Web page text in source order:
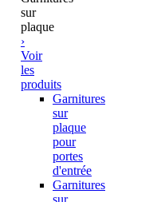
sur
plaque
›
Voir
les
produits
Garnitures
sur
plaque
pour
portes
d'entrée
Garnitures
sur